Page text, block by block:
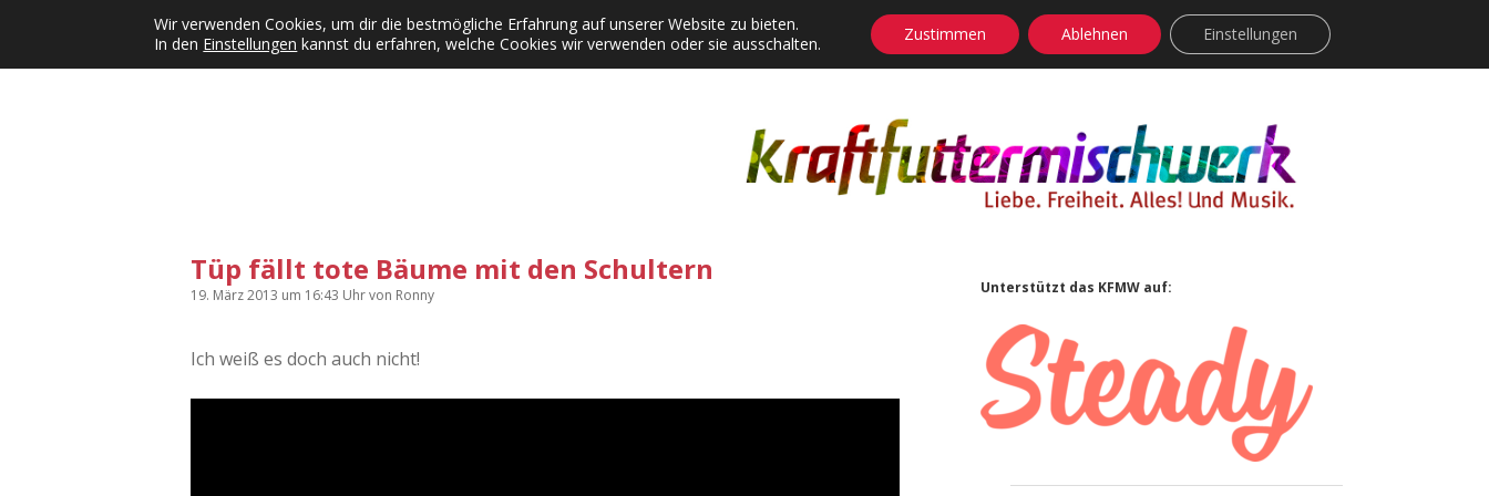
Kategorien Dropdown-Menü öffnen
KFMW-Disco Dates Instagrams Contact Adventskalender Dropdown-Menü öffnen facebook
instagram
rss soundcloud
vimeoBluesky
Tüp fällt tote Bäume mit den Schultern
19. März 2013 um 16:43 Uhrvon Ronny
Ich weiß es doch auch nicht!
Sidebar
Unterstützt das KFMW auf:
Wir verwenden Cookies, um dir die bestmögliche Erfahrung auf unserer Website zu bieten.
In den Einstellungen kannst du erfahren, welche Cookies wir verwenden oder sie ausschalten. Zustimmen Ablehnen Einstellungen